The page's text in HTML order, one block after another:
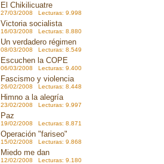
El Chikilicuatre
27/03/2008 Lecturas: 9.998
Victoria socialista
16/03/2008 Lecturas: 8.880
Un verdadero régimen
08/03/2008 Lecturas: 8.549
Escuchen la COPE
06/03/2008 Lecturas: 9.400
Fascismo y violencia
26/02/2008 Lecturas: 8.448
Himno a la alegría
23/02/2008 Lecturas: 9.997
Paz
19/02/2008 Lecturas: 8.871
Operación "fariseo"
15/02/2008 Lecturas: 9.868
Miedo me dan
12/02/2008 Lecturas: 9.180